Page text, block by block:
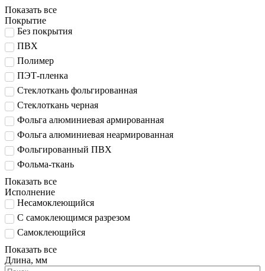
Показать все
Покрытие
Без покрытия
ПВХ
Полимер
ПЭТ-пленка
Стеклоткань фольгированная
Стеклоткань черная
Фольга алюминиевая армированная
Фольга алюминиевая неармированная
Фольгированный ПВХ
Фольма-ткань
Показать все
Исполнение
Несамоклеющийся
С самоклеющимся разрезом
Самоклеющийся
Показать все
Длина, мм